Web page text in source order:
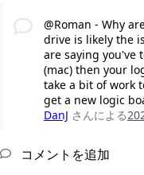
@Roman - Why
drive is likely the
are saying you've
(mac) then your
take a bit of work
get a new logic
DanJ さんによる
コメントを追加